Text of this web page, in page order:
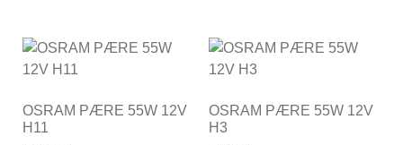
OSRAM PÆRE 55W 12V
H11
OSRAM PÆRE 55W 12V
H3